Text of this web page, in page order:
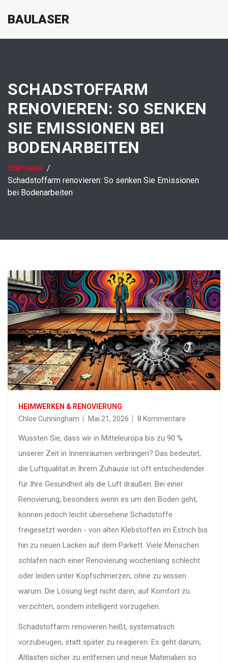
BAULASER
SCHADSTOFFARM
RENOVIEREN: SO SENKEN
SIE EMISSIONEN BEI
BODENARBEITEN
Startseite
Schadstoffarm renovieren: So senken Sie Emissionen
bei Bodenarbeiten
HEIMWERKEN & RENOVIERUNG
Chloe Cunningham
Mai 21, 2026 8 Kommentare
Wussten Sie, dass wir in Mitteleuropa bis zu 90 %
unserer Zeit in Innenräumen verbringen? Das bedeutet,
die Luftqualität in Ihrem Zuhause ist oft entscheidender
für Ihre Gesundheit als die Luft draußen. Bei einer
Renovierung, besonders wenn es um den Boden geht,
können jedoch leicht übersehene Schadstoffe
freigesetzt werden - von alten Klebstoffen im Estrich bis
hin zu neuen Lacken auf dem Parkett. Viele Menschen
schlafen nach einer Renovierung wochenlang schlecht
oder leiden unter Kopfschmerzen, ohne zu wissen
warum. Die Lösung liegt nicht darin, auf Komfort zu
verzichten, sondern intelligent vorzugehen.
Schadstoffarm renovieren heißt, systematisch
vorzubeugen, statt später zu reagieren. Es geht darum,
Altlasten sicher zu entfernen und neue Materialien so